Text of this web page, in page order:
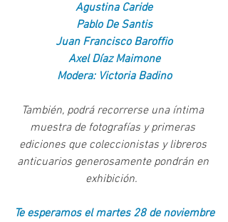
Agustina Caride
Pablo De Santis
Juan Francisco Baroffio
Axel Díaz Maimone
Modera: Victoria Badino
También, podrá recorrerse una íntima
muestra de fotografías y primeras
ediciones que coleccionistas y libreros
anticuarios generosamente pondrán en
exhibición.
Te esperamos el martes 28 de noviembre